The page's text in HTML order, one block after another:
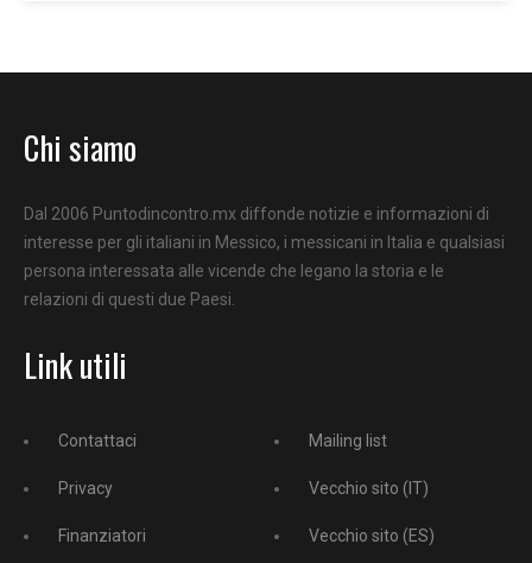
Chi siamo
Dal 2006 Puntodincontro.mx diffonde notizie e informazioni di
interesse per gli italiani in Messico, i messicani in Italia e qualsiasi
persona interessata alle vicende che legano la storia e le
relazioni di questi due Paesi.
Link utili
Contattaci
Privacy
Finanziatori
Mailing list
Vecchio sito (IT)
Vecchio sito (ES)